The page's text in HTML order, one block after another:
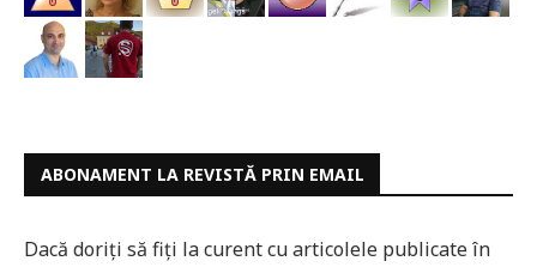
ABONAMENT LA REVISTĂ PRIN EMAIL
Dacă doriți să fiți la curent cu articolele publicate în